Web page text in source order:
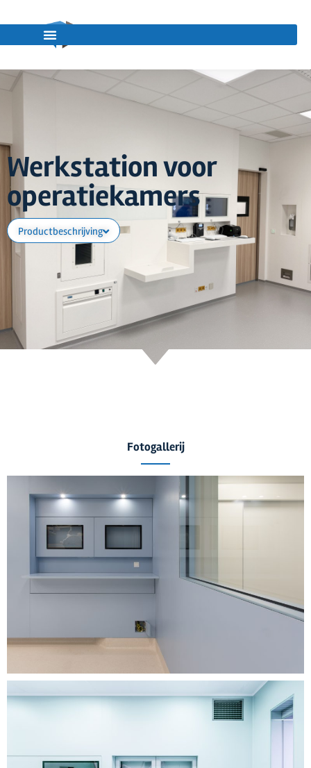
Werkstation voor
operatiekamers
Productbeschrijving
Fotogallerij